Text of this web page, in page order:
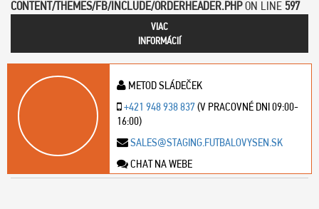
CONTENT/THEMES/FB/INCLUDE/ORDERHEADER.PHPON LINE 597
VIAC
INFORMÁCIÍ
METOD SLÁDEČEK
+421 948 938 837(V PRACOVNÉ DNI 09:00-
16:00)
SALES@STAGING.FUTBALOVYSEN.SK
CHAT NA WEBE